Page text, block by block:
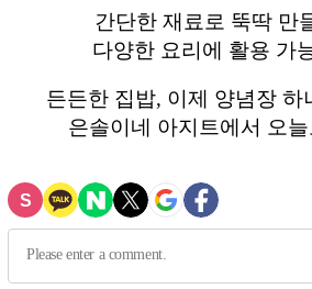
간단한 재료로 뚝딱 만
다양한 요리에 활용 가
든든한 집밥, 이제 양념장 하
은솔이네 아지트에서 오